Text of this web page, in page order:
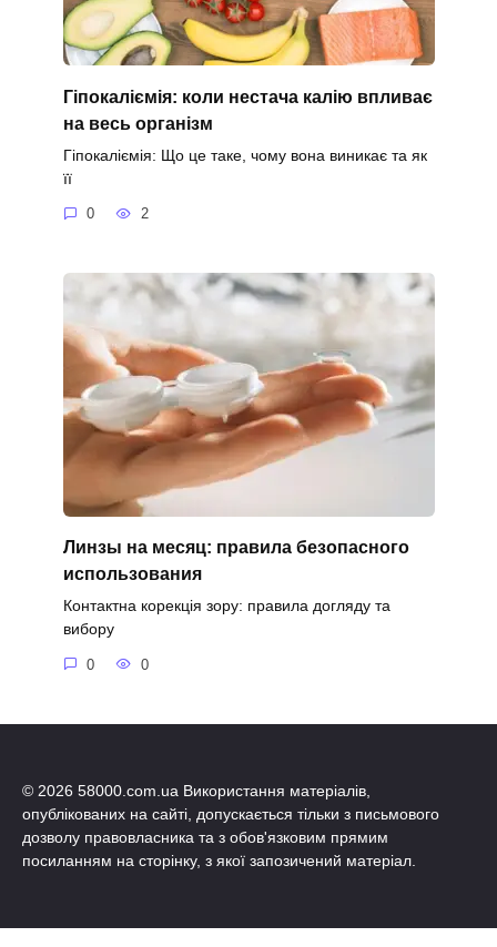
Гіпокаліємія: коли нестача калію впливає
на весь організм
Гіпокаліємія: Що це таке, чому вона виникає та як
її
0 2
Линзы на месяц: правила безопасного
использования
Контактна корекція зору: правила догляду та
вибору
0 0
© 2026 58000.com.ua Використання матеріалів,
опублікованих на сайті, допускається тільки з письмового
дозволу правовласника та з обов'язковим прямим
посиланням на сторінку, з якої запозичений матеріал.